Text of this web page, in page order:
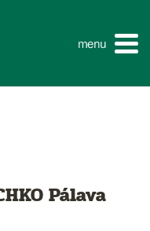
menu
Pálava